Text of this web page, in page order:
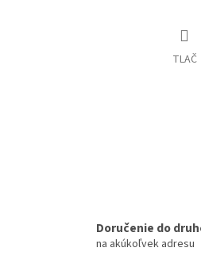
TLAČ
Doručenie do
na akúkoľvek adresu